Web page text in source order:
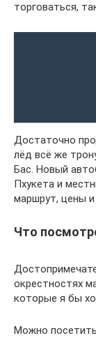
торговаться,
Достаточно
лёд всё же
Бас. Новый
Пхукета и
маршрут, цены и
Что
окрестностях
которые я бы
Можно